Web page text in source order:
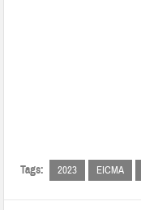
Tags: 2023 EICMA